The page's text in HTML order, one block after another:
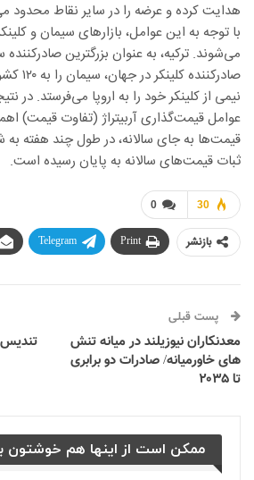
هدایت کرده و عرضه را در سایر نقاط محدود
با توجه به این عوامل، بازارهای سیمان و
می‌شوند. ترکیه، به عنوان بزرگترین
نیمی از کلینکر خود را به اروپا می‌فرستد. در
عوامل قیمت‌گذاری آربیتراژ (تفاوت قیمت)
قیمت‌ها به جای سالانه، در طول چند هفته به
ثبات قیمت‌های سالانه به پایان رسیده است.
0 30
بازنشر Print
Telegram
پست قبلی
معدنکاران نیوزیلند در میانه تنش
های خاورمیانه/ صادرات دو برابری
تا ۲۰۳۵
تندیس
ممکن است از اینها هم خوشتون